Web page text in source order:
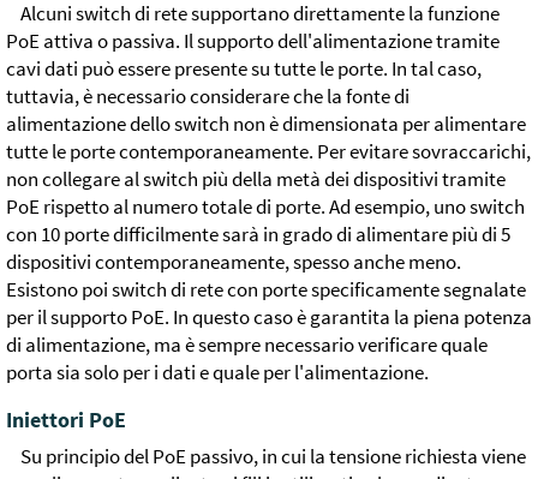
Alcuni switch di rete supportano direttamente la funzione
PoE attiva o passiva. Il supporto dell'alimentazione tramite
cavi dati può essere presente su tutte le porte. In tal caso,
tuttavia, è necessario considerare che la fonte di
alimentazione dello switch non è dimensionata per alimentare
tutte le porte contemporaneamente. Per evitare sovraccarichi,
non collegare al switch più della metà dei dispositivi tramite
PoE rispetto al numero totale di porte. Ad esempio, uno switch
con 10 porte difficilmente sarà in grado di alimentare più di 5
dispositivi contemporaneamente, spesso anche meno.
Esistono poi switch di rete con porte specificamente segnalate
per il supporto PoE. In questo caso è garantita la piena potenza
di alimentazione, ma è sempre necessario verificare quale
porta sia solo per i dati e quale per l'alimentazione.
Iniettori PoE
Su principio del PoE passivo, in cui la tensione richiesta viene